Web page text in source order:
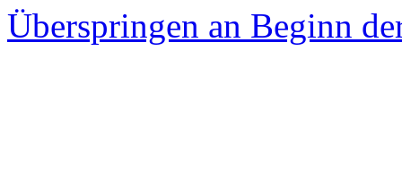
Überspringen an Beginn